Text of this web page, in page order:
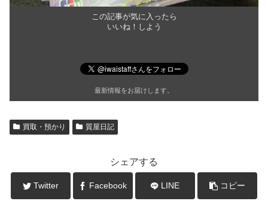
この記事が気に入ったら
いいね！しよう
最新情報をお届けします。
買取・預かり 質屋日記
シェアする
Twitter Facebook LINE コピー